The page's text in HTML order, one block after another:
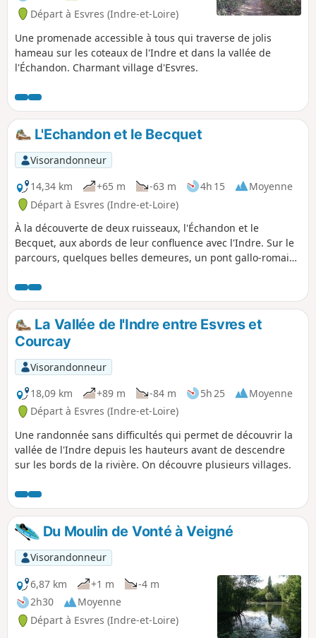
Départ à Esvres (Indre-et-Loire)
Une promenade accessible à tous qui traverse de jolis
hameau sur les coteaux de l'Indre et dans la vallée de
l'Échandon. Charmant village d'Esvres.
L'Echandon et le Becquet
Visorandonneur
14,34 km
+65 m -63 m 4h 15
Moyenne
Départ à Esvres (Indre-et-Loire)
À la découverte de deux ruisseaux, l'Échandon et le
Becquet, aux abords de leur confluence avec l'Indre. Sur le
parcours, quelques belles demeures, un pont gallo-romain
La Vallée de l'Indre entre Esvres et
Courcay
Visorandonneur
18,09 km
+89 m -84 m 5h 25
Moyenne
Départ à Esvres (Indre-et-Loire)
Une randonnée sans difficultés qui permet de découvrir la
vallée de l'Indre depuis les hauteurs avant de descendre
sur les bords de la rivière. On découvre plusieurs villages.
Du Moulin de Vonté à Veigné
Visorandonneur
6,87 km
+1 m
-4 m
2h30
Moyenne
Départ à Esvres (Indre-et-Loire)